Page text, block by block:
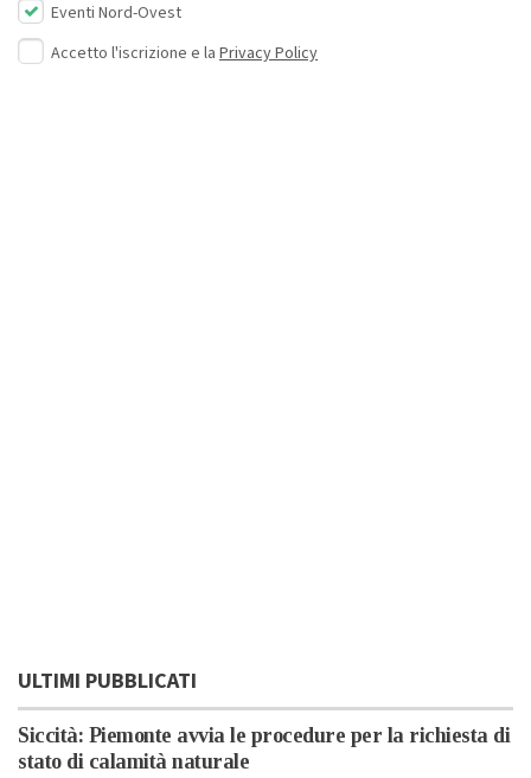
Eventi Nord-Ovest
Accetto l'iscrizione e la Privacy Policy
ULTIMI PUBBLICATI
Siccità: Piemonte avvia le procedure per la richiesta di
stato di calamità naturale